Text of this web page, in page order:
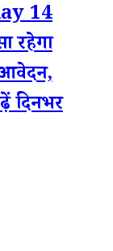
14
रहेगा
दिनभर